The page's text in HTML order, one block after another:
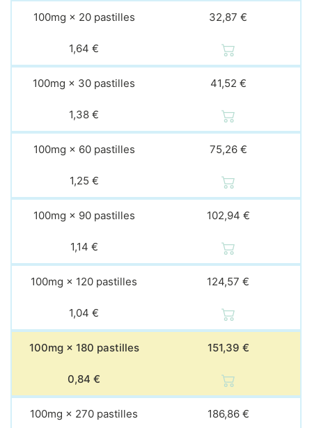
100mg × 20 pastilles 32,87 €
1,64 €
100mg × 30 pastilles 41,52 €
1,38 €
100mg × 60 pastilles 75,26 €
1,25 €
100mg × 90 pastilles 102,94 €
1,14 €
100mg × 120 pastilles 124,57 €
1,04 €
100mg × 180 pastilles 151,39 €
0,84 €
100mg × 270 pastilles 186,86 €